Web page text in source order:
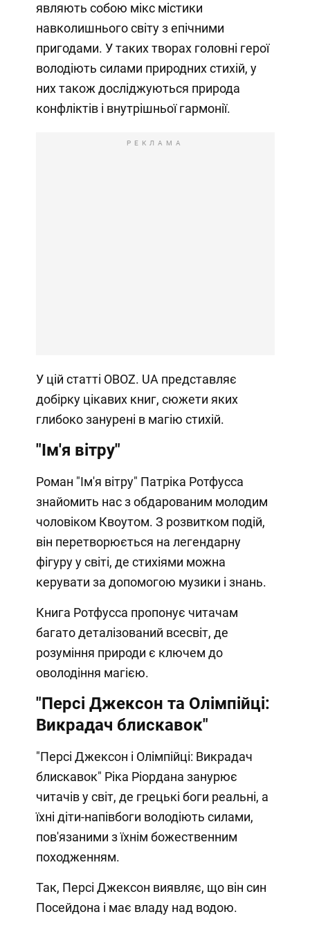
являють собою мікс містики
навколишнього світу з епічними
пригодами. У таких творах головні герої
володіють силами природних стихій, у
них також досліджуються природа
конфліктів і внутрішньої гармонії.
РЕКЛАМА
У цій статті OBOZ. UA представляє
добірку цікавих книг, сюжети яких
глибоко занурені в магію стихій.
"Ім'я вітру"
Роман "Ім'я вітру" Патріка Ротфусса
знайомить нас з обдарованим молодим
чоловіком Квоутом. З розвитком подій,
він перетворюється на легендарну
фігуру у світі, де стихіями можна
керувати за допомогою музики і знань.
Книга Ротфусса пропонує читачам
багато деталізований всесвіт, де
розуміння природи є ключем до
оволодіння магією.
"Персі Джексон та Олімпійці:
Викрадач блискавок"
"Персі Джексон і Олімпійці: Викрадач
блискавок" Ріка Ріордана занурює
читачів у світ, де грецькі боги реальні, а
їхні діти-напівбоги володіють силами,
пов'язаними з їхнім божественним
походженням.
Так, Персі Джексон виявляє, що він син
Посейдона і має владу над водою.